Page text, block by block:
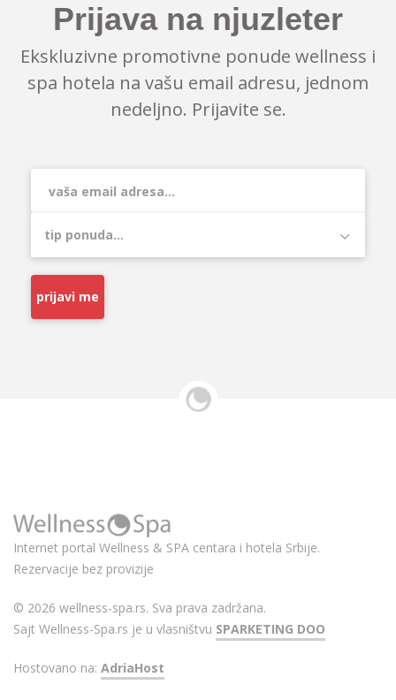
Prijava na njuzleter
Ekskluzivne promotivne ponude wellness i
spa hotela na vašu email adresu, jednom
nedeljno. Prijavite se.
prijavi me
Internet portal Wellness & SPA centara i hotela Srbije.
Rezervacije bez provizije
© 2026 wellness-spa.rs. Sva prava zadržana.
Sajt Wellness-Spa.rs je u vlasništvu SPARKETING DOO
Hostovano na: AdriaHost